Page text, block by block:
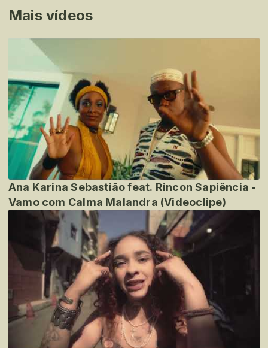
Mais vídeos
Ana Karina Sebastião feat. Rincon Sapiência -
Vamo com Calma Malandra (Videoclipe)